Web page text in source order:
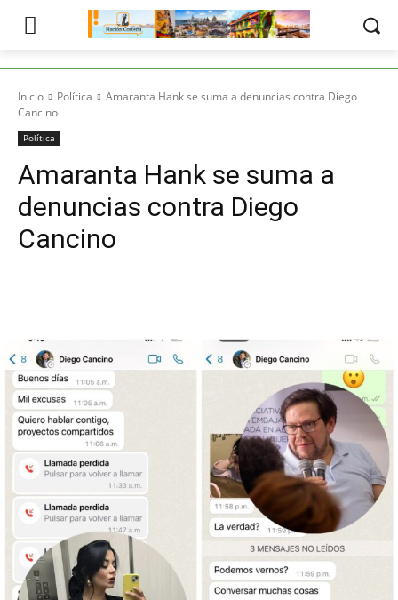
Inicio Política
Amaranta Hank se suma a denuncias contra Diego
Cancino
Política
Amaranta Hank se suma a
denuncias contra Diego
Cancino